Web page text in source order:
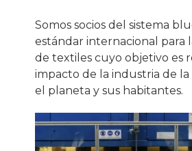
Somos socios del sistema
estándar internacional para
de textiles cuyo objetivo es
impacto de la industria de
el planeta y sus habitantes.